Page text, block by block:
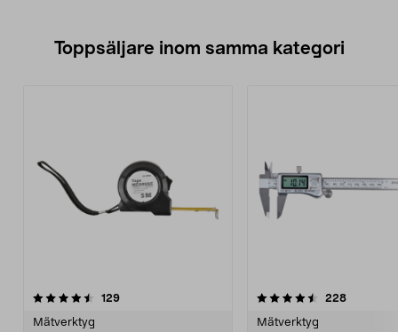
Toppsäljare inom samma kategori
129recensioner
Mätverktyg
4.5 av 5 stjärnor 228
Mätverktyg
4.5 av 5 stjärnor